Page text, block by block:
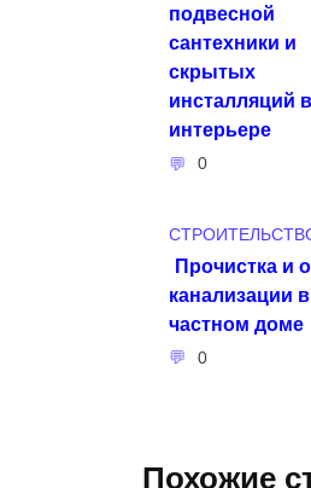
подвесной
сантехники и
скрытых
инсталляций в
интерьере
0
Прочистка и
канализации в
частном доме
0
Похожие